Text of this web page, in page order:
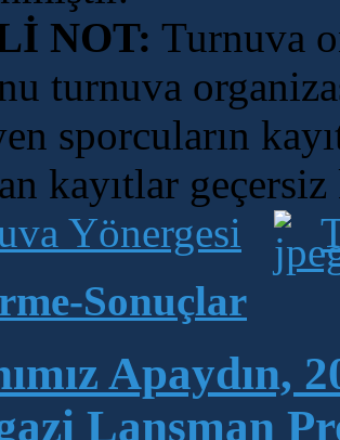
NOT: Turnuva
turnuva
sporcuların
kayıtlar
Yönergesi
Sonuçlar
Apaydın,
Lansman